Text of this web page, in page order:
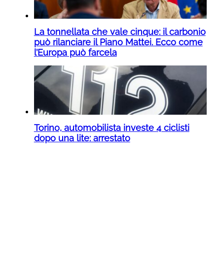
La tonnellata che vale cinque: il carbonio
può rilanciare il Piano Mattei. Ecco come
l’Europa può farcela
Torino, automobilista investe 4 ciclisti
dopo una lite: arrestato